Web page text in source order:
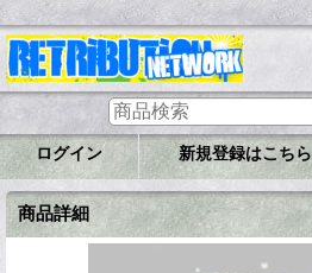
ログイン 新規登録はこちら
商品詳細